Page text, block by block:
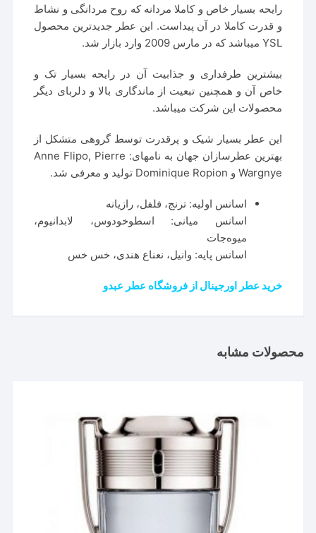
رایحه بسیار خاص و کاملا مردانه که روح مردانگی و نشاط
و قدرت کاملا در آن پیداست. این عطر جدیدترین محصول
YSL میباشد که در مارس 2009 وارد بازار شد.
بیشترین طرفداری و جذابیت آن در رایحه بسیار تک و
خاص آن و همچنین تبعیت از ماندگاری بالا و دلربای دیگر
محصولات این شرکت میباشد.
این عطر بسیار شیک و پرقدرت توسط گروهی متشکل از
بهترین عطرسازان جهان به نامهای: Anne Flipo, Pierre
Wargnye و Dominique Ropion تولید و معرفی شد.
اسانس اولیه: ترنج، فلفل، رازیانه
اسانس میانی: اسطوخودوس، لابدانیوم،
میوه‌جات
اسانس پایه: وانیل، نعناع هندی، خس خس
خرید عطر اورجینال از فروشگاه عطر عبدو
محصولات مشابه